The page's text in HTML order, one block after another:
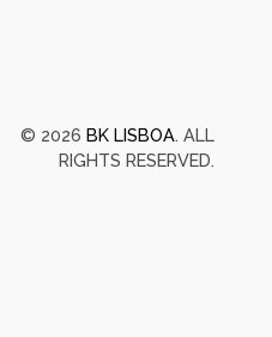
© 2026 BK LISBOA. ALL
RIGHTS RESERVED.